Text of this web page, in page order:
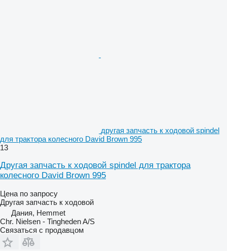
другая запчасть к ходовой spindel
для трактора колесного David Brown 995
13
Другая запчасть к ходовой spindel для трактора
колесного David Brown 995
Цена по запросу
Другая запчасть к ходовой
Дания, Hemmet
Chr. Nielsen - Tingheden A/S
Связаться с продавцом